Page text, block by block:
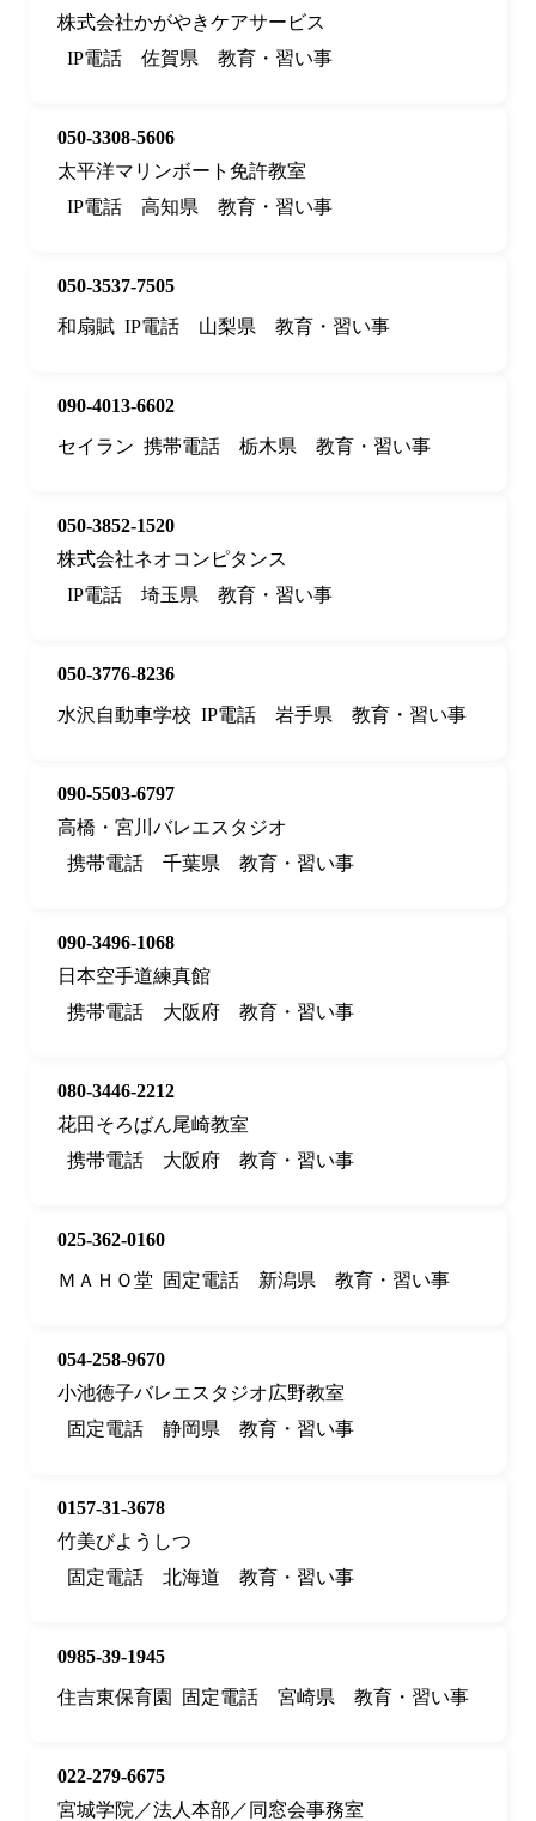
株式会社かがやきケアサービス
IP電話
佐賀県 教育・習い事
050-3308-5606
太平洋マリンボート免許教室
IP電話
高知県 教育・習い事
050-3537-7505
和扇賦 IP電話 山梨県 教育・習い事
090-4013-6602
セイラン 携帯電話 栃木県 教育・習い事
050-3852-1520
株式会社ネオコンピタンス
IP電話
埼玉県 教育・習い事
050-3776-8236
水沢自動車学校 IP電話 岩手県 教育・習い事
090-5503-6797
高橋・宮川バレエスタジオ
携帯電話
千葉県 教育・習い事
090-3496-1068
日本空手道練真館
携帯電話
大阪府 教育・習い事
080-3446-2212
花田そろばん尾崎教室
携帯電話
大阪府 教育・習い事
025-362-0160
ＭＡＨＯ堂
固定電話 新潟県 教育・習い事
054-258-9670
小池徳子バレエスタジオ広野教室
固定電話
静岡県 教育・習い事
0157-31-3678
竹美びようしつ
固定電話
北海道 教育・習い事
0985-39-1945
住吉東保育園
固定電話 宮崎県 教育・習い事
022-279-6675
宮城学院／法人本部／同窓会事務室